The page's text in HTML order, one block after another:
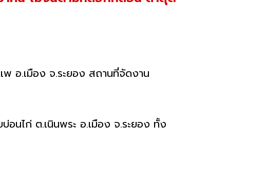
พ อ.เมือง จ.ระยอง สถานที่จัดงาน
อนไก่ ต.เนินพระ อ.เมือง จ.ระยอง ทั้ง